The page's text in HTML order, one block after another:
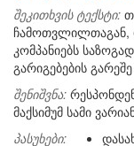
შეკითხვის ტექსტი:
ჩამოთვლილთაგან,
კომპანიებს
გარიგებების
შენიშვნა:
მაქსიმუმ სამი
პასუხები: